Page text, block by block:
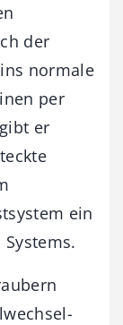
der
normale
per
er
ein